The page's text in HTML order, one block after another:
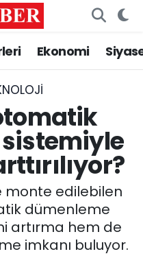
Ekonomi
monte edilebilen
dümenleme
artırma hem de
imkanı buluyor.
ve Fikstür